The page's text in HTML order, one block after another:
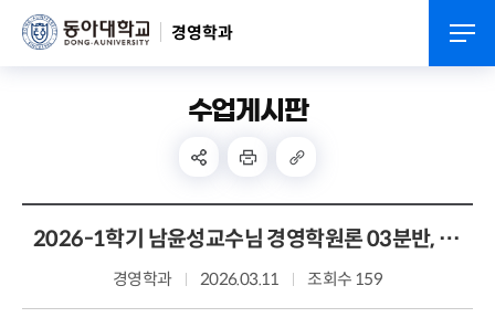
경영학과
수업게시판
2026-1학기 남윤성교수님 경영학원론 03분반, 조직론 02분반 강의실 변경 안내
경영학과 2026.03.11 조회수 159